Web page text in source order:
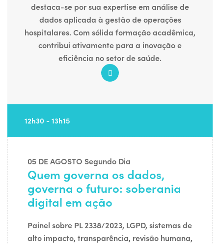
destaca-se por sua expertise em análise de
dados aplicada à gestão de operações
hospitalares. Com sólida formação acadêmica,
contribui ativamente para a inovação e
eficiência no setor de saúde.
12h30 - 13h15
05 DE AGOSTO Segundo Dia
Quem governa os dados,
governa o futuro: soberania
digital em ação
Painel sobre PL 2338/2023, LGPD, sistemas de
alto impacto, transparência, revisão humana,